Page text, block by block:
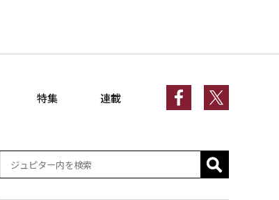
特集 連載